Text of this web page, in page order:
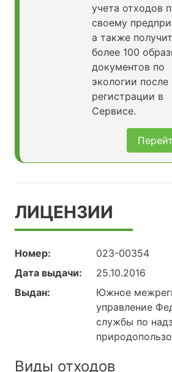
учета отходов
своему
а также
более 100
документов по
экологии после
регистрации в
Сервисе.
ЛИЦЕНЗИИ
Номер:
023-00354
Дата выдачи:
25.10.2016
Выдан:
Южное
управление
службы по
Виды отходов